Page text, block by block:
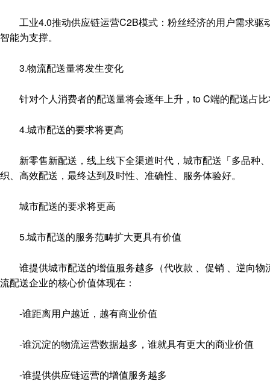
工业4.0推动供应链运营C2B模式：粉丝经济的用户需求驱
智能为支撑。
3.物流配送量将发生变化
针对个人消费者的配送量将会逐年上升，to C端的配送占比
4.城市配送的要求将更高
新零售新配送，线上线下全渠道时代，城市配送「多品种
织、高效配送，最终达到及时性、准确性、服务体验好。
城市配送的要求将更高
5.城市配送的服务范畴扩大更具有价值
谁提供城市配送的增值服务越多（代收款 、促销 、逆向物
流配送企业的核心价值体现在：
-谁距离用户越近，越有商业价值
-谁沉淀的物流运营数据越多，谁就具有更大的商业价值
-谁提供供应链运营的增值服务越多